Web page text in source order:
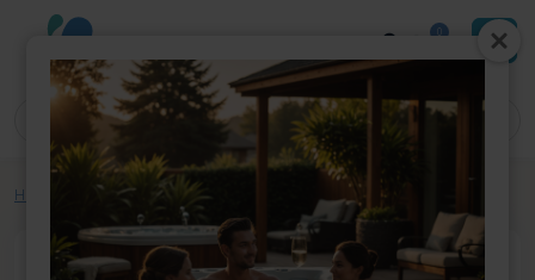
0
Home Whirlpool-Teile » Smartouch 4,3″